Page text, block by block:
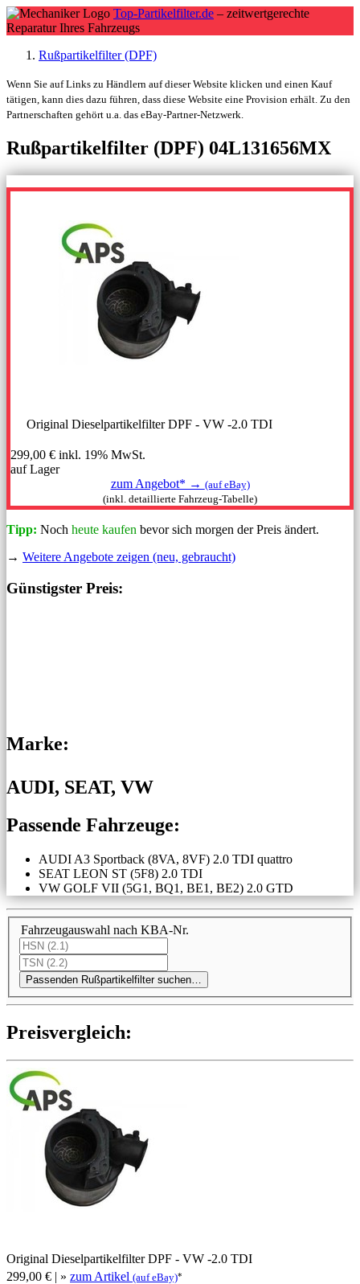
Top-Partikelfilter.de – zeitwertgerechte
Reparatur Ihres Fahrzeugs
Rußpartikelfilter (DPF)
Wenn Sie auf Links zu Händlern auf dieser Website klicken und einen Kauf
tätigen, kann dies dazu führen, dass diese Website eine Provision erhält. Zu den
Partnerschaften gehört u.a. das eBay-Partner-Netzwerk.
Rußpartikelfilter (DPF) 04L131656MX
Original Dieselpartikelfilter DPF - VW -2.0 TDI
299,00 € inkl. 19% MwSt.
auf Lager
zum Angebot* → (auf eBay)
(inkl. detaillierte Fahrzeug-Tabelle)
Tipp: Noch heute kaufen bevor sich morgen der Preis ändert.
→ Weitere Angebote zeigen (neu, gebraucht)
Günstigster Preis:
Marke:
AUDI, SEAT, VW
Passende Fahrzeuge:
AUDI A3 Sportback (8VA, 8VF) 2.0 TDI quattro
SEAT LEON ST (5F8) 2.0 TDI
VW GOLF VII (5G1, BQ1, BE1, BE2) 2.0 GTD
Fahrzeugauswahl nach KBA-Nr.
Passenden Rußpartikelfilter suchen…
Preis­ver­gleich:
Original Dieselpartikelfilter DPF - VW -2.0 TDI
299,00 € | » zum Artikel (auf eBay)*